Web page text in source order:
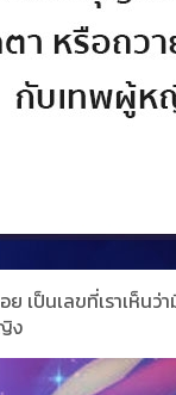
เป็นเลขที่เราเห็น
ง